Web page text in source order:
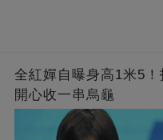
全紅嬋自曝身高1米5！
開心收一串烏龜